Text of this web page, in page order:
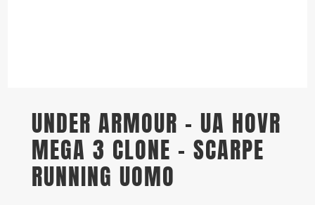
UNDER ARMOUR – UA HOVR
MEGA 3 CLONE – SCARPE
RUNNING UOMO